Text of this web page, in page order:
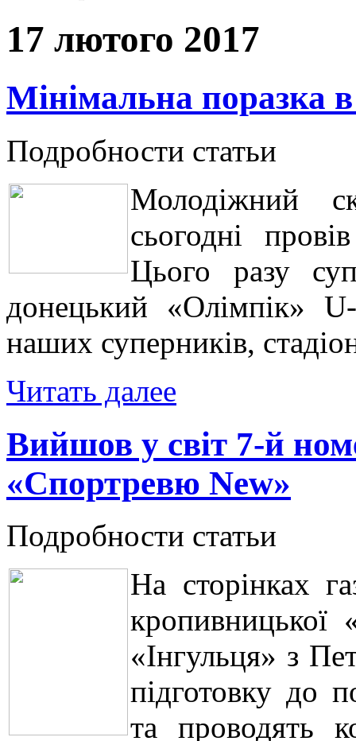
17 лютого 2017
Мінімальна поразка
Подробности статьи
Молодіжний
сьогодні
Цього разу
донецький «Олімпік»
наших суперників,
Читать далее
Вийшов у світ 7-й
«Спортревю New»
Подробности статьи
На сторінках
кропивницької
«Інгульця» з
підготовку до
та проводять